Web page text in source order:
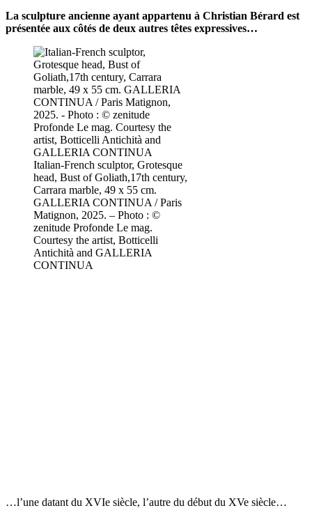
La sculpture ancienne ayant appartenu à Christian Bérard est
présentée aux côtés de deux autres têtes expressives…
Italian-French sculptor, Grotesque
head, Bust of Goliath,17th century,
Carrara marble, 49 x 55 cm.
GALLERIA CONTINUA / Paris
Matignon, 2025. – Photo : ©
zenitude Profonde Le mag.
Courtesy the artist, Botticelli
Antichità and GALLERIA
CONTINUA
…l’une datant du XVIe siècle, l’autre du début du XVe siècle…